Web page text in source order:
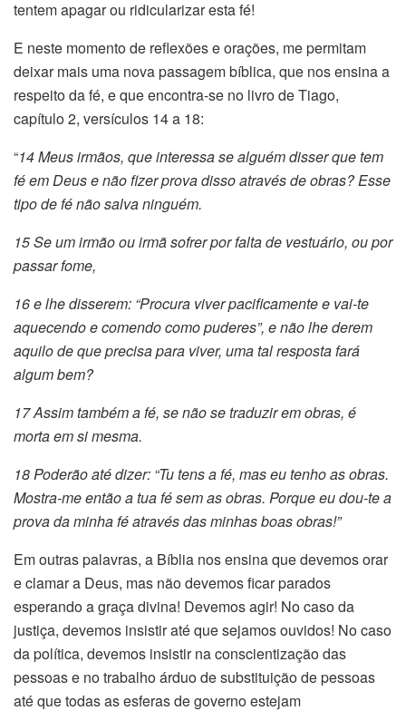
tentem apagar ou ridicularizar esta fé!
E neste momento de reflexões e orações, me permitam
deixar mais uma nova passagem bíblica, que nos ensina a
respeito da fé, e que encontra-se no livro de Tiago,
capítulo 2, versículos 14 a 18:
“14 Meus irmãos, que interessa se alguém disser que tem
fé em Deus e não fizer prova disso através de obras? Esse
tipo de fé não salva ninguém.
15 Se um irmão ou irmã sofrer por falta de vestuário, ou por
passar fome,
16 e lhe disserem: “Procura viver pacificamente e vai-te
aquecendo e comendo como puderes”, e não lhe derem
aquilo de que precisa para viver, uma tal resposta fará
algum bem?
17 Assim também a fé, se não se traduzir em obras, é
morta em si mesma.
18 Poderão até dizer: “Tu tens a fé, mas eu tenho as obras.
Mostra-me então a tua fé sem as obras. Porque eu dou-te a
prova da minha fé através das minhas boas obras!”
Em outras palavras, a Bíblia nos ensina que devemos orar
e clamar a Deus, mas não devemos ficar parados
esperando a graça divina! Devemos agir! No caso da
justiça, devemos insistir até que sejamos ouvidos! No caso
da política, devemos insistir na conscientização das
pessoas e no trabalho árduo de substituição de pessoas
até que todas as esferas de governo estejam